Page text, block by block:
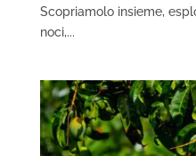
Scopriamolo insieme,
noci,...